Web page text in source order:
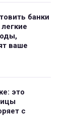
банки
ваше
это
с